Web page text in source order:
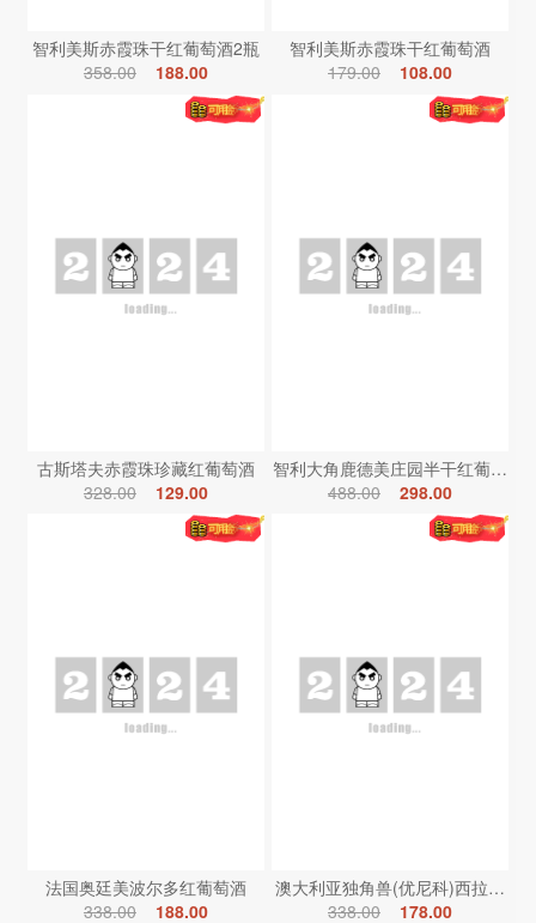
智利美斯赤霞珠干红葡萄酒2瓶
358.00
188.00
智利美斯赤霞珠干红葡萄酒
179.00
108.00
古斯塔夫赤霞珠珍藏红葡萄酒
328.00
129.00
智利大角鹿德美庄园半干红葡萄酒
488.00
298.00
法国奥廷美波尔多红葡萄酒
338.00
188.00
澳大利亚独角兽(优尼科)西拉红葡
338.00
178.00